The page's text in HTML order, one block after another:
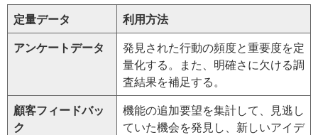
定量データ
利用方法
アンケートデータ
発見された行動の頻度と重要度を定
量化する。また、明確さに欠ける調
査結果を補足する。
顧客フィードバッ
ク
機能の追加要望を集計して、見逃し
ていた機会を発見し、新しいアイデ